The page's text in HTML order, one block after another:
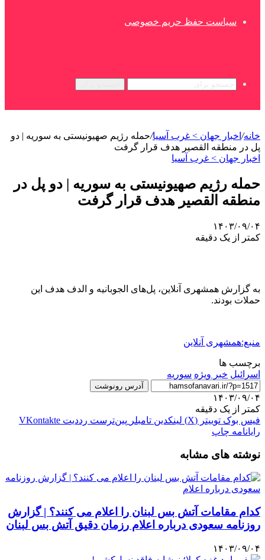
سیاست حفظ حریم خصوصی
خانه/ اخبار جهان > غرب آسیا/حمله رژیم صهیونیستی به سوریه | دو
پل در منطقه القصیر هدف قرار گرفت
اخبار جهان > غرب آسیا
حمله رژیم صهیونیستی به سوریه | دو پل در
منطقه القصیر هدف قرار گرفت
۱۴۰۳/۰۹/۰۴
کمتر از یک دقیقه
به گزارش همشهری آنلاین، پل‌های الجوبانیه و الدف هدف این
حملات بودند.
منبع:همشهری آنلاین
برچسب ها
اسرائیل خبر ویژه سوریه
آدرس رونوشت
۱۴۰۳/۰۹/۰۴
کمتر از یک دقیقه
فیس بوک توییتر (X) لینکدین ‫تامبلر ‫پین‌ترست ‫رددیت ‫VKontakte
رایانامه چاپ
نوشته های مشابه
کدام مقامات آتش بس لبنان را اعلام می کنند؟ | گزارش
روزنامه سعودی درباره اعلام رزمان دقیق آتش بس لبنان
۱۴۰۳/۰۹/۰۴